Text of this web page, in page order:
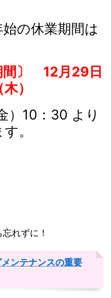
の休業期間は
間〕 12月29日
）
）10：30 より
。
れずに！
ンテナンスの重要